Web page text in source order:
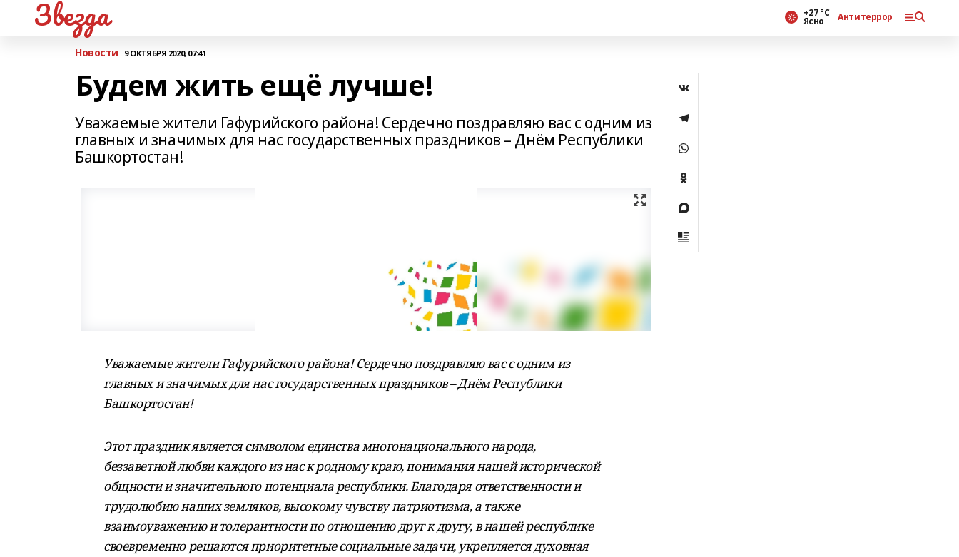
Звезда +27 °С
Ясно Антитеррор
Новости 9 ОКТЯБРЯ 2020, 07:41
Будем жить ещё лучше!
Уважаемые жители Гафурийского района! Сердечно поздравляю вас с одним из
главных и значимых для нас государственных праздников – Днём Республики
Башкортостан!
Уважаемые жители Гафурийского района! Сердечно поздравляю вас с одним из
главных и значимых для нас государственных праздников – Днём Республики
Башкортостан!
Этот праздник является символом единства многонационального народа,
беззаветной любви каждого из нас к родному краю, понимания нашей исторической
общности и значительного потенциала республики. Благодаря ответственности и
трудолюбию наших земляков, высокому чувству патриотизма, а также
взаимоуважению и толерантности по отношению друг к другу, в нашей республике
своевременно решаются приоритетные социальные задачи, укрепляется духовная